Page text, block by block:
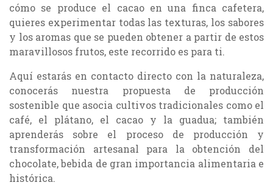
cómo se produce el cacao en una finca cafetera,
quieres experimentar todas las texturas, los sabores
y los aromas que se pueden obtener a partir de estos
maravillosos frutos, este recorrido es para ti.
Aquí estarás en contacto directo con la naturaleza,
conocerás nuestra propuesta de producción
sostenible que asocia cultivos tradicionales como el
café, el plátano, el cacao y la guadua; también
aprenderás sobre el proceso de producción y
transformación artesanal para la obtención del
chocolate, bebida de gran importancia alimentaria e
histórica.